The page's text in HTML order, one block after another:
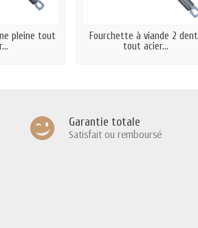
pleine tout
Fourchette à viande 2
tout acier...
Garantie totale
Satisfait ou remboursé